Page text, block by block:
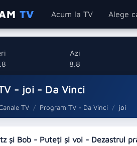
TV Acum la TV Alege
Azi
8.8
- joi - Da Vinci
TV Program TV - Da Vinci joi
și Bob - Puteți și voi - Dezastrul